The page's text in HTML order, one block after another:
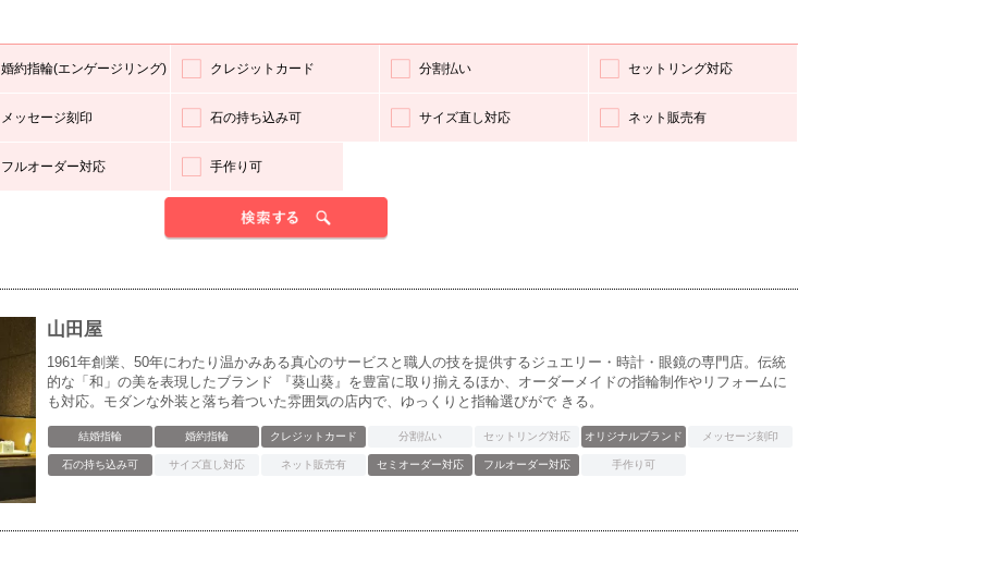
婚約指輪(エンゲージリング) クレジットカード 分割払い セットリング対応
メッセージ刻印 石の持ち込み可 サイズ直し対応 ネット販売有
フルオーダー対応 手作り可
山田屋
1961年創業、50年にわたり温かみある真心のサービスと職人の技を提供するジュエリー・時計・眼鏡の専門店。伝統
的な「和」の美を表現したブランド 『葵山葵』を豊富に取り揃えるほか、オーダーメイドの指輪制作やリフォームに
も対応。モダンな外装と落ち着ついた雰囲気の店内で、ゆっくりと指輪選びがで きる。
結婚指輪 婚約指輪 クレジットカード 分割払い セットリング対応 オリジナルブランド メッセージ刻印
石の持ち込み可 サイズ直し対応 ネット販売有 セミオーダー対応 フルオーダー対応 手作り可